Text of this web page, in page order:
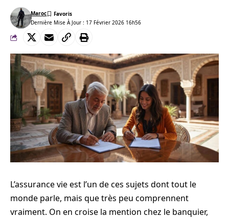
Dernière Mise À Jour : 17 Février 2026 16h56
Maroc
L’assurance vie est l’un de ces sujets dont tout le
monde parle, mais que très peu comprennent
vraiment. On en croise la mention chez le banquier,